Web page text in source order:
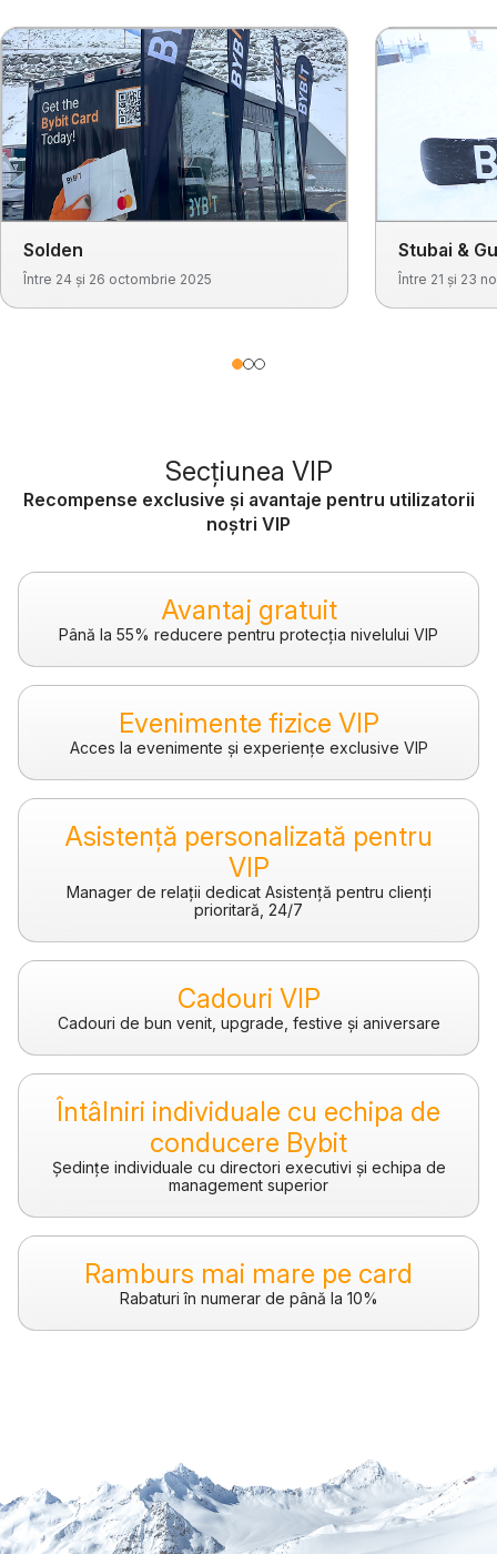
Solden
Între 24 și 26 octombrie 2025
Stubai &
Între 21 și 23
Secțiunea VIP
Recompense exclusive și avantaje pentru utilizatorii
noștri VIP
Avantaj gratuit
Până la 55% reducere pentru protecția nivelului VIP
Evenimente fizice VIP
Acces la evenimente și experiențe exclusive VIP
Asistență personalizată pentru
VIP
Manager de relații dedicat Asistență pentru clienți
prioritară, 24/7
Cadouri VIP
Cadouri de bun venit, upgrade, festive și aniversare
Întâlniri individuale cu echipa de
conducere Bybit
Ședințe individuale cu directori executivi și echipa de
management superior
Ramburs mai mare pe card
Rabaturi în numerar de până la 10%